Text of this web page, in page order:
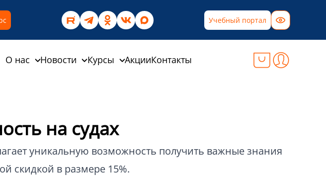
Учебный портал
О нас Новости Курсы АкцииКонтакты
на судах
уникальную возможность получить важные знания
скидкой в размере 15%.